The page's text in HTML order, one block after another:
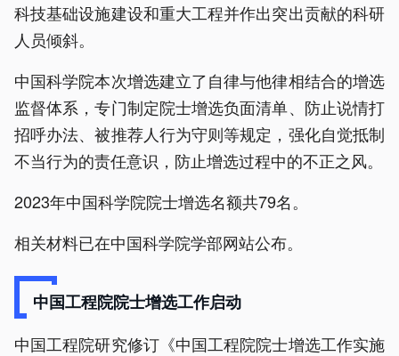
科技基础设施建设和重大工程并作出突出贡献的科研
人员倾斜。
中国科学院本次增选建立了自律与他律相结合的增选
监督体系，专门制定院士增选负面清单、防止说情打
招呼办法、被推荐人行为守则等规定，强化自觉抵制
不当行为的责任意识，防止增选过程中的不正之风。
2023年中国科学院院士增选名额共79名。
相关材料已在中国科学院学部网站公布。
中国工程院院士增选工作启动
中国工程院研究修订《中国工程院院士增选工作实施